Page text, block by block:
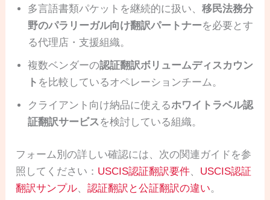
多言語書類パケットを継続的に扱い、移民法務分
野のパラリーガル向け翻訳パートナーを必要とす
る代理店・支援組織。
複数ベンダーの認証翻訳ボリュームディスカウン
ト を比較しているオペレーションチーム。
クライアント向け納品に使えるホワイトラベル認
証翻訳サービスを検討している組織。
フォーム別の詳しい確認には、次の関連ガイドを参
照してください： USCIS認証翻訳要件
USCIS認証
翻訳サンプル 、認証翻訳と公証翻訳の違い。